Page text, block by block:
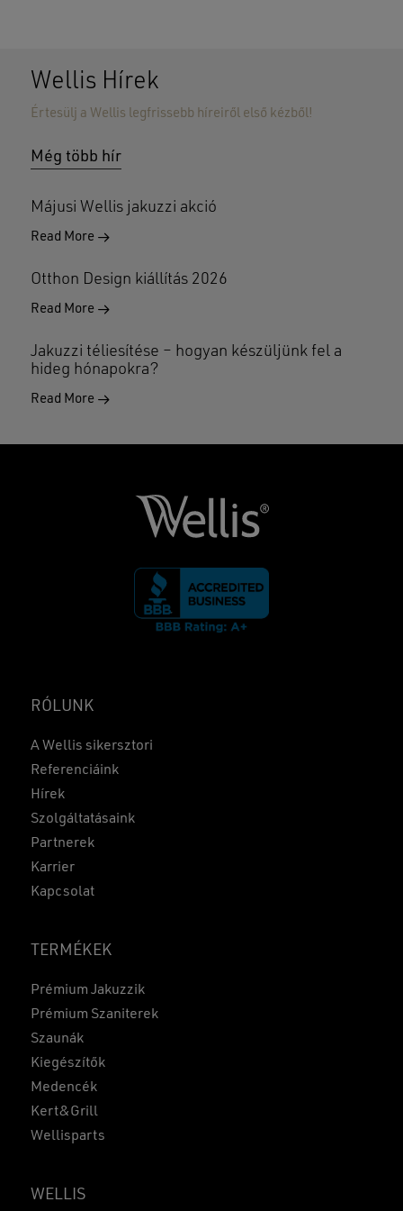
Wellis Hírek
Értesülj a Wellis legfrissebb híreiről első kézből!
Még több hír
Májusi Wellis jakuzzi akció
Read More
Otthon Design kiállítás 2026
Read More
Jakuzzi téliesítése – hogyan készüljünk fel a
hideg hónapokra?
Read More
RÓLUNK
A Wellis sikersztori
Referenciáink
Hírek
Szolgáltatásaink
Partnerek
Karrier
Kapcsolat
TERMÉKEK
Prémium Jakuzzik
Prémium Szaniterek
Szaunák
Kiegészítők
Medencék
Kert&Grill
Wellisparts
WELLIS